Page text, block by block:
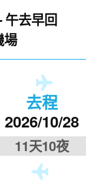
午去早回
場
去程
2026/10/28
11天10夜